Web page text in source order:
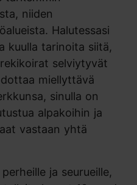
niiden
Halutessasi
kuulla tarinoita siitä,
selviytyvät
miellyttävä
sinulla on
alpakoihin ja
vastaan yhtä
ja seurueille,